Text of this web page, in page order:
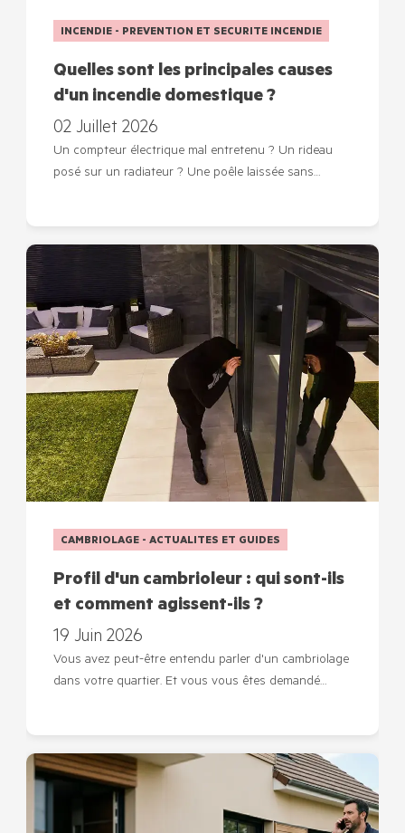
INCENDIE - PREVENTION ET SECURITE INCENDIE
Quelles sont les principales causes
d'un incendie domestique ?
02 Juillet 2026
Un compteur électrique mal entretenu ? Un rideau
posé sur un radiateur ? Une poêle laissée sans…
CAMBRIOLAGE - ACTUALITES ET GUIDES
Profil d'un cambrioleur : qui sont-ils
et comment agissent-ils ?
19 Juin 2026
Vous avez peut-être entendu parler d'un cambriolage
dans votre quartier. Et vous vous êtes demandé…